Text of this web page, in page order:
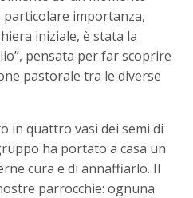
particolare importanza,
iniziale, è stata la
pensata per far scoprire
pastorale tra le diverse
in quattro vasi dei semi di
ha portato a casa un
cura e di annaffiarlo. Il
parrocchie: ognuna